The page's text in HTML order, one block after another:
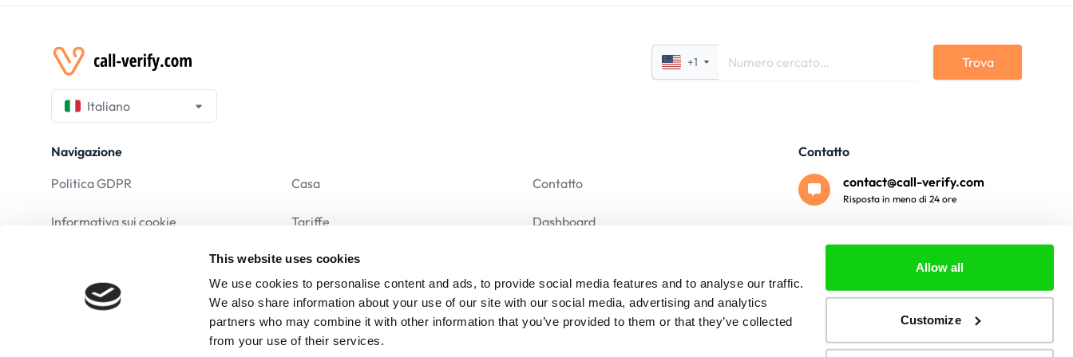
This website uses cookies
We use cookies to personalise content and ads, to provide social media features and to analyse our traffic.
We also share information about your use of our site with our social media, advertising and analytics
partners who may combine it with other information that you’ve provided to them or that they’ve collected
from your use of their services.
Allow all
Customize
+1 Trova
Italiano
Navigazione
Casa
Tariffe
F.A.Q
Contatto
Dashboard
Informativa sui cookie
Termini e condizioni
Politica GDPR
Contatto
contact@call-verify.com
Risposta in meno di 24 ore
Pagamento sicuro